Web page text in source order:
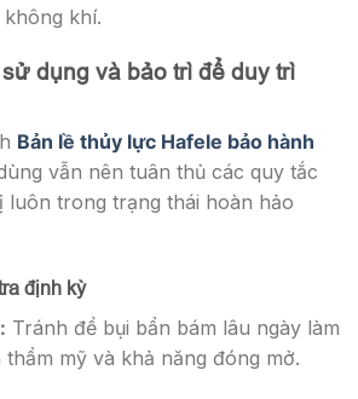
khí.
dụng và bảo trì để duy trì
Bản lề thủy lực Hafele bảo hành
vẫn nên tuân thủ các quy tắc
luôn trong trạng thái hoàn hảo
định kỳ
Tránh để bụi bẩn bám lâu ngày làm
mỹ và khả năng đóng mở.